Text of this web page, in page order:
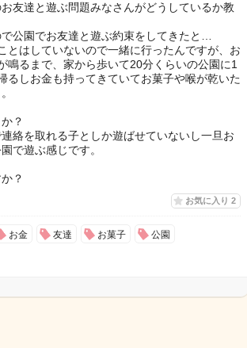
友達と遊ぶ問題みなさんがどうしているか教
公園でお友達と遊ぶ約束をしてきたと…
とはしていないので一緒に行ったんですが、お
鳴るまで、家から歩いて20分くらいの公園に1
るしお金も持ってきていてお菓子や喉が乾いた
？
絡を取れる子としか遊ばせていないし一旦お
で遊ぶ感じです。
？
お気に入り 2
お金 友達 お菓子 公園